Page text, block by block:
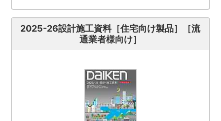
2025-26設計施工資料［住宅向け製品］［流
通業者様向け］